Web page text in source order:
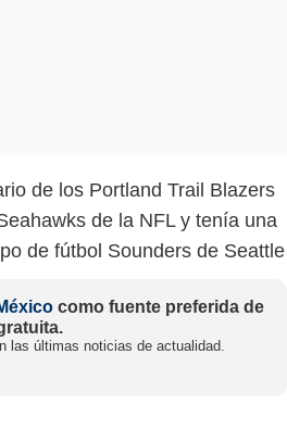
de los Portland Trail Blazers
de la NFL y tenía una
de fútbol Sounders de Seattle
como fuente preferida de
las últimas noticias de actualidad.